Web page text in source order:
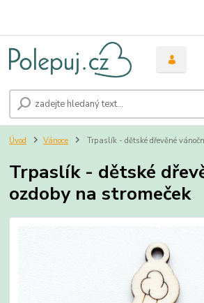
Úvod Vánoce Trpaslík - dětské dřevěné
Trpaslík - dětské
ozdoby na stromeček